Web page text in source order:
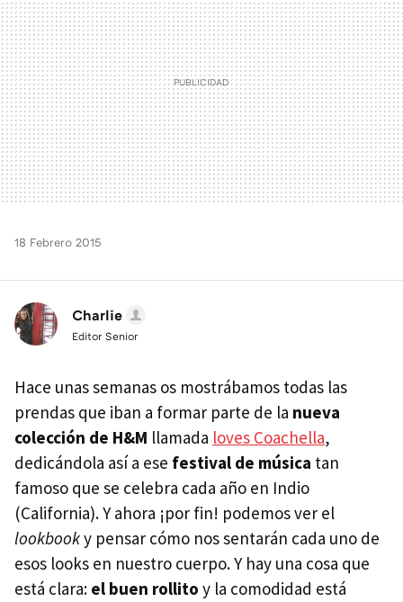
18 Febrero 2015
Charlie
Editor Senior
Hace unas semanas os mostrábamos todas las
prendas que iban a formar parte de la nueva
colección de H&M llamada loves Coachella,
dedicándola así a ese festival de música tan
famoso que se celebra cada año en Indio
(California). Y ahora ¡por fin! podemos ver el
lookbooky pensar cómo nos sentarán cada uno de
esos looks en nuestro cuerpo. Y hay una cosa que
está clara: el buen rollito y la comodidad está